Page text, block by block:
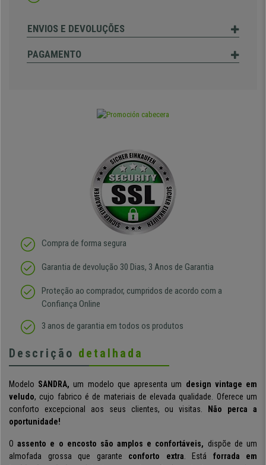
ENVIOS E DEVOLUÇÕES
PAGAMENTO
Compra de forma segura
Garantia de devolução 30 Dias, 3 Anos de Garantia
Proteção ao comprador, cumpridos de acordo com a
Confiança Online
3 anos de garantia em todos os produtos
Descrição detalhada
Modelo SANDRA,um modelo que apresenta um design vintage em
veludo, cujo fabrico é de materiais de elevada qualidade. Oferece um
conforto excepcional aos seus clientes, ou visitas. Não perca a
oportunidade!
Oassento e o encosto são amplos e confortáveis, dispõe de um
almofada grossa que garante conforto extra . Está forrada em